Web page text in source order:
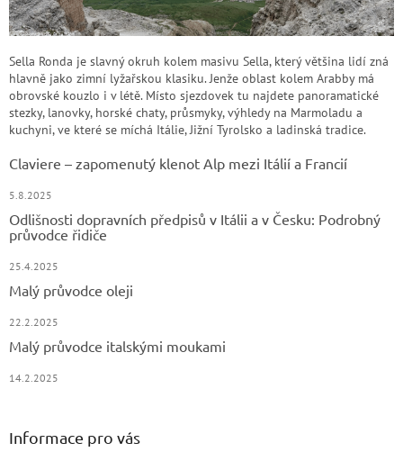
Sella Ronda je slavný okruh kolem masivu Sella, který většina lidí zná
hlavně jako zimní lyžařskou klasiku. Jenže oblast kolem Arabby má
obrovské kouzlo i v létě. Místo sjezdovek tu najdete panoramatické
stezky, lanovky, horské chaty, průsmyky, výhledy na Marmoladu a
kuchyni, ve které se míchá Itálie, Jižní Tyrolsko a ladinská tradice.
Claviere – zapomenutý klenot Alp mezi Itálií a Francií
5.8.2025
Odlišnosti dopravních předpisů v Itálii a v Česku: Podrobný
průvodce řidiče
25.4.2025
Malý průvodce oleji
22.2.2025
Malý průvodce italskými moukami
14.2.2025
Informace pro vás